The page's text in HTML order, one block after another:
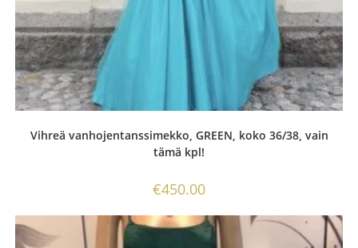
Vihreä vanhojentanssimekko, GREEN, koko 36/38, vain
tämä kpl!
€450.00